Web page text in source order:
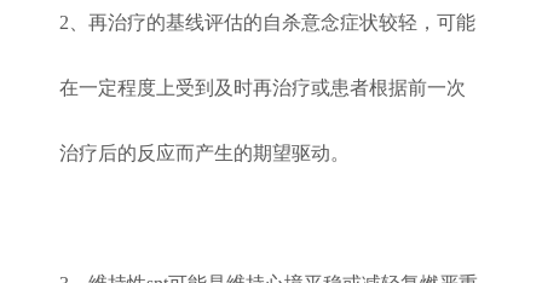
2、再治疗的基线评估的自杀意念症状较轻，可能
在一定程度上受到及时再治疗或患者根据前一次
治疗后的反应而产生的期望驱动。